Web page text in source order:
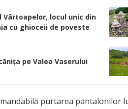
Vârtoapelor, locul unic din
cu ghioceii de poveste
pe Valea Vaserului
purtarea pantalonilor